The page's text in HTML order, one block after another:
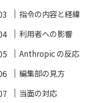
指令の内容と経緯
利用者への影響
Anthropic の反応
編集部の見方
当面の対応